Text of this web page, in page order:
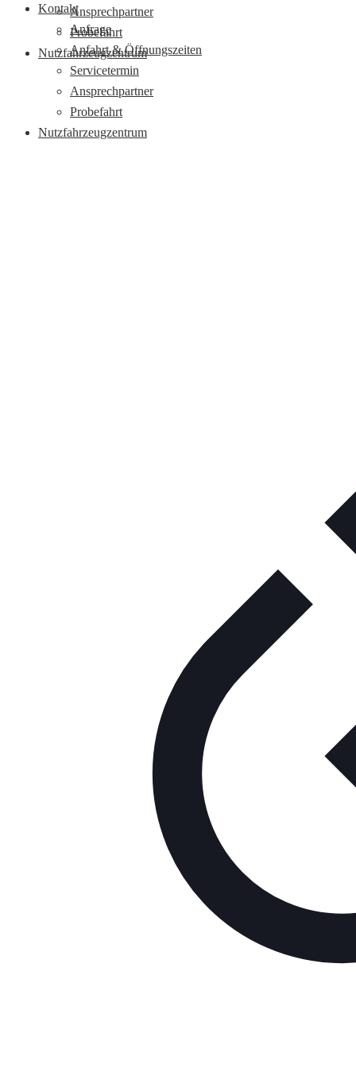
Ansprechpartner
Probefahrt
Nutzfahrzeugzentrum
Kontakt
Anfrage
Anfahrt & Öffnungszeiten
Servicetermin
Ansprechpartner
Probefahrt
Nutzfahrzeugzentrum